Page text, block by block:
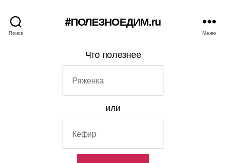
Поиск
#ПОЛЕЗНОЕДИМ.ru
Меню
Что полезнее
или